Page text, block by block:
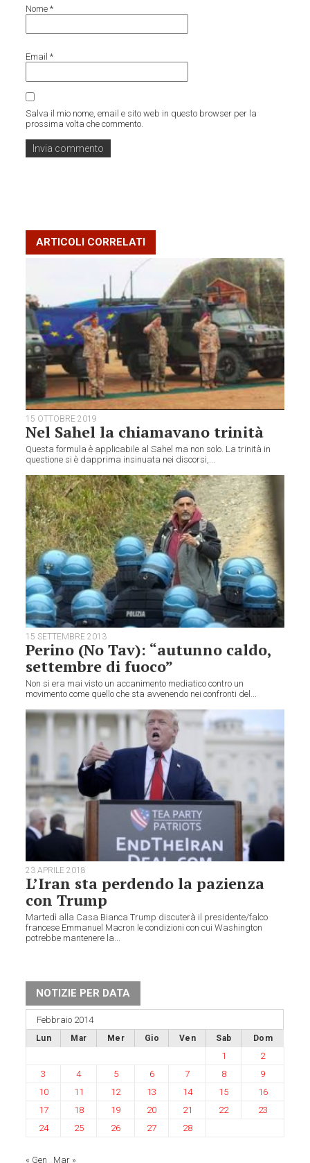
Nome*
Email*
Salva il mio nome, email e sito web in questo browser per la
prossima volta che commento.
ARTICOLI CORRELATI
15 OTTOBRE 2019
Nel Sahel la chiamavano trinità
Questa formula è applicabile al Sahel ma non solo. La trinità in
questione si è dapprima insinuata nei discorsi,...
15 SETTEMBRE 2013
Perino (No Tav): “autunno caldo,
settembre di fuoco”
Non si era mai visto un accanimento mediatico contro un
movimento come quello che sta avvenendo nei confronti del...
23 APRILE 2018
L’Iran sta perdendo la pazienza
con Trump
Martedì alla Casa Bianca Trump discuterà il presidente/falco
francese Emmanuel Macron le condizioni con cui Washington
potrebbe mantenere la...
NOTIZIE PER DATA
Febbraio 2014
Lun Mar Mer Gio Ven Sab Dom
1
2
3
4 5 6 7 8
9
10
11 12 13 14 15
16
17
18 19 20 21 22
23
24
25 26 27 28
« Gen Mar »